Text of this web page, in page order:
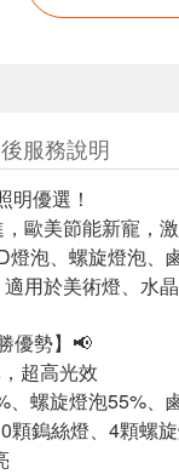
服務說明
明優選！
歐美節能新寵，激
泡、螺旋燈泡、
用於美術燈、水
優勢】📢
超高光效
螺旋燈泡55%、
鎢絲燈、4顆螺